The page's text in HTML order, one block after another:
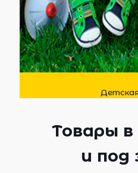
Товары
и под